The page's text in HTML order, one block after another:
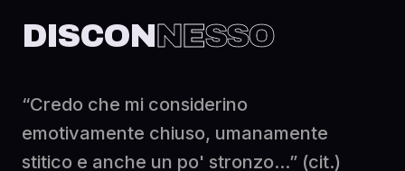
DISCONNESSO
“Credo che mi considerino
emotivamente chiuso, umanamente
stitico e anche un po' stronzo...” (cit.)